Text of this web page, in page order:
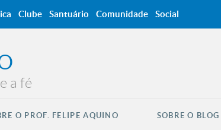
a fé
O PROF. FELIPE AQUINO SOBRE O BLOG
Clube Santuário Comunidade Social